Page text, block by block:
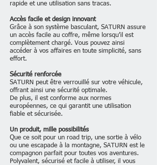
rapide et une utilisation sans tracas.​
Accès facile et design innovant
Grâce à son système basculant, SATURN assure
un accès facile au coffre, même lorsqu’il est
complètement chargé. Vous pouvez ainsi
accéder à vos affaires en toute simplicité, sans
effort.
​Sécurité renforcée
SATURN peut être verrouillé sur votre véhicule,
offrant ainsi une sécurité optimale.
De plus, il est conforme aux normes
européennes, ce qui garantit une utilisation
fiable et sécurisée.​
Un produit, mille possibilités
Que ce soit pour un road trip, une sortie à vélo
ou une escapade à la montagne, SATURN est le
compagnon parfait pour toutes vos aventures.
Polyvalent, sécurisé et facile à utiliser, il vous